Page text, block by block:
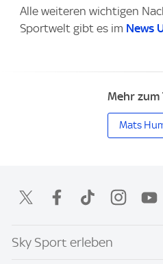
Alle weiteren wichtigen
Sportwelt gibt es im News
Mehr zum
Mats
Sky Sport erleben